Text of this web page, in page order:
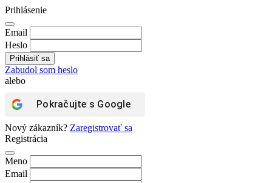
Prihlásenie
Email
Heslo
Zabudol som heslo
alebo
Pokračujte s Google
Nový zákazník? Zaregistrovať sa
Registrácia
Meno
Email